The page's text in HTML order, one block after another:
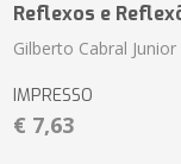
Reflexos e
Gilberto Cabral Junior
IMPRESSO
€ 7,63